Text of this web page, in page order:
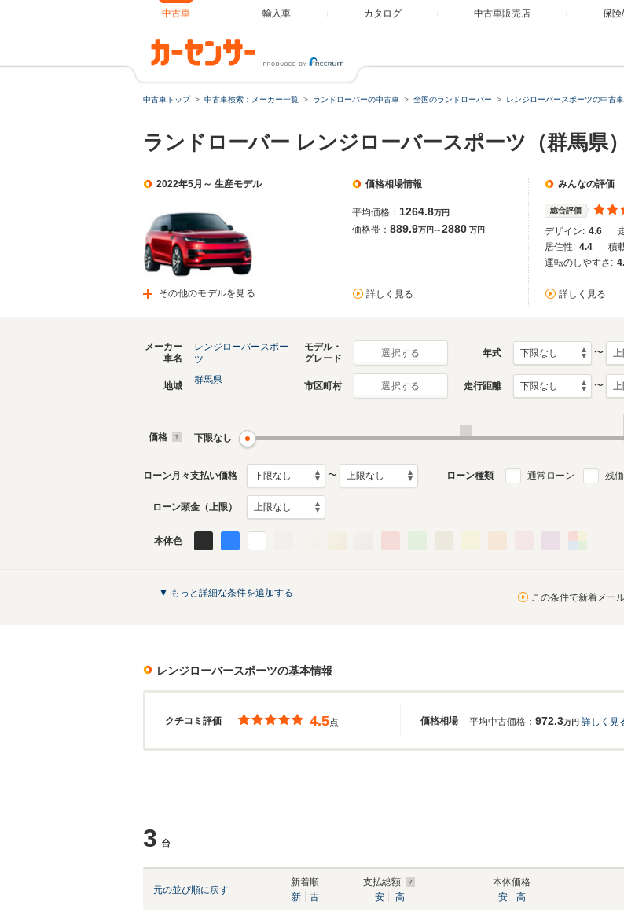
中古車 輸入車 カタログ 中古車販売店 保険
中古車トップ 中古車検索：メーカー一覧 ランドローバーの中古車 全国のランドローバー レンジローバースポーツの中古車
ランドローバー レンジローバースポーツ（群馬県
2022年5月～ 生産モデル
その他のモデルを見る
価格相場情報
平均価格： 1264.8万円
価格帯： 889.9万円～2880 万円
詳しく見る
みんなの評価
総合評価
デザイン: 4.6
居住性: 4.4 積
運転のしやすさ:
詳しく見る
レンジローバースポーツのカタログを見る
メーカー
車名
レンジローバースポー
ツ
モデル・
グレード
選択する 年式 〜
地域
群馬県
市区町村 選択する 走行距離 〜
価格 下限なし
ローン月々支払い価格 〜 ローン種類 通常ローン 残
ローン頭金（上限）
本体色
▼ もっと詳細な条件を追加する この条件で新着メー
レンジローバースポーツの基本情報
クチコミ評価 価格相場
4.5点 平均中古価格： 972.3万円 詳しく見
3 台
元の並び順に戻す
新着順
新
古
支払総額
安
高
本体価格
安
高